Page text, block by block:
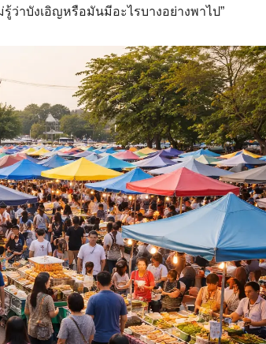
ว่าบังเอิญหรือมันมีอะไรบางอย่างพาไป”